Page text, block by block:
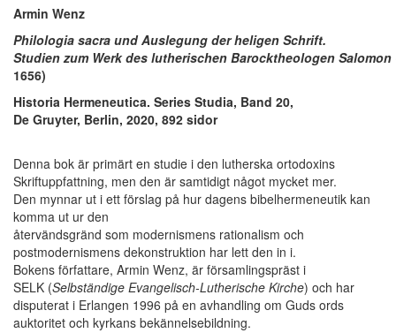
Armin Wenz
Philologia sacra und Auslegung der heligen Schrift.
Studien zum Werk des lutherischen Barocktheologen
1656)
Historia Hermeneutica. Series Studia, Band 20,
De Gruyter, Berlin, 2020, 892 sidor
Denna bok är primärt en studie i den lutherska ortodoxins
Skriftuppfattning, men den är samtidigt något mycket mer.
Den mynnar ut i ett förslag på hur dagens bibelhermeneutik kan
komma ut ur den
återvändsgränd som modernismens rationalism och
postmodernismens dekonstruktion har lett den in i.
Bokens författare, Armin Wenz, är församlingspräst i
SELK (Selbständige Evangelisch-Lutherische Kirche) och har
disputerat i Erlangen 1996 på en avhandling om Guds ords
auktoritet och kyrkans bekännelsebildning.